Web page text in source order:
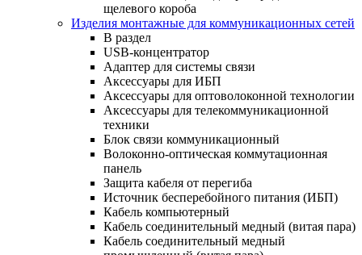
щелевого короба
Изделия монтажные для коммуникационных сетей
В раздел
USB-концентратор
Адаптер для системы связи
Аксессуары для ИБП
Аксессуары для оптоволоконной технологии
Аксессуары для телекоммуникационной
техники
Блок связи коммуникационный
Волоконно-оптическая коммутационная
панель
Защита кабеля от перегиба
Источник бесперебойного питания (ИБП)
Кабель компьютерный
Кабель соединительный медный (витая пара)
Кабель соединительный медный